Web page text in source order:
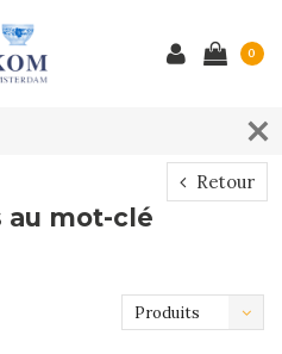
0
Retour
au mot-clé
Produits